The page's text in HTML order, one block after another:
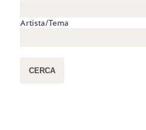
Artista/Tema